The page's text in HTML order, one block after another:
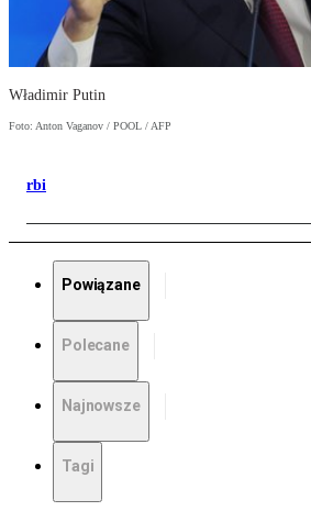
Władimir Putin
Foto: Anton Vaganov / POOL / AFP
rbi
Powiązane
Polecane
Najnowsze
Tagi